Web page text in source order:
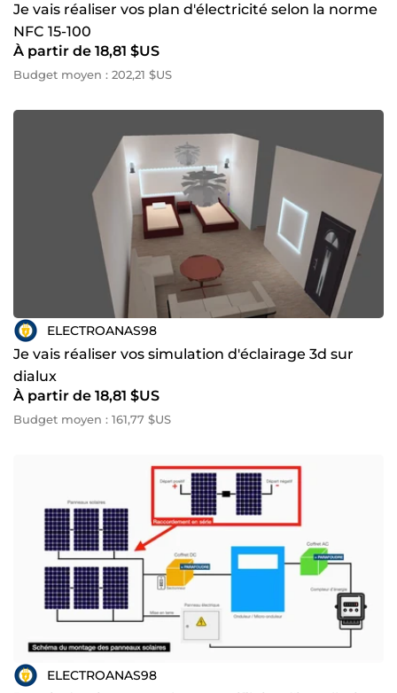
Je vais réaliser vos plan d'électricité selon la norme
NFC 15-100
À partir de 18,81 $US
Budget moyen : 202,21 $US
ELECTROANAS98
Je vais réaliser vos simulation d'éclairage 3d sur
dialux
À partir de 18,81 $US
Budget moyen : 161,77 $US
ELECTROANAS98